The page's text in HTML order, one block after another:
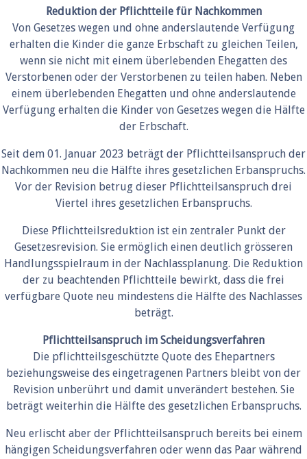
Reduktion der Pflichtteile für Nachkommen
Von Gesetzes wegen und ohne anderslautende Verfügung
erhalten die Kinder die ganze Erbschaft zu gleichen Teilen,
wenn sie nicht mit einem überlebenden Ehegatten des
Verstorbenen oder der Verstorbenen zu teilen haben. Neben
einem überlebenden Ehegatten und ohne anderslautende
Verfügung erhalten die Kinder von Gesetzes wegen die Hälfte
der Erbschaft.
Seit dem 01. Januar 2023 beträgt der Pflichtteilsanspruch der
Nachkommen neu die Hälfte ihres gesetzlichen Erbanspruchs.
Vor der Revision betrug dieser Pflichtteilsanspruch drei
Viertel ihres gesetzlichen Erbanspruchs.
Diese Pflichtteilsreduktion ist ein zentraler Punkt der
Gesetzesrevision. Sie ermöglich einen deutlich grösseren
Handlungsspielraum in der Nachlassplanung. Die Reduktion
der zu beachtenden Pflichtteile bewirkt, dass die frei
verfügbare Quote neu mindestens die Hälfte des Nachlasses
beträgt.
Pflichtteilsanspruch im Scheidungsverfahren
Die pflichtteilsgeschützte Quote des Ehepartners
beziehungsweise des eingetragenen Partners bleibt von der
Revision unberührt und damit unverändert bestehen. Sie
beträgt weiterhin die Hälfte des gesetzlichen Erbanspruchs.
Neu erlischt aber der Pflichtteilsanspruch bereits bei einem
hängigen Scheidungsverfahren oder wenn das Paar während